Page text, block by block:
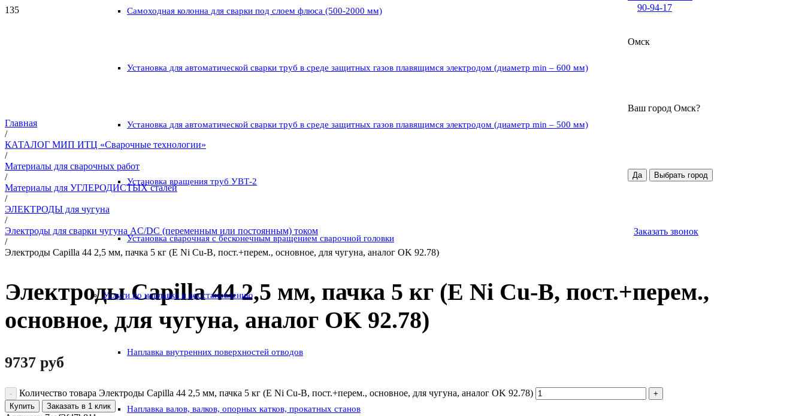
Самоходная колонна для сварки под слоем флюса (500-2000 мм)
Установка для автоматической сварки труб в среде защитных газов плавящимся электродом (диаметр min – 600 мм)
Установка для автоматической сварки труб в среде защитных газов плавящимся электродом (диаметр min – 500 мм)
Установка вращения труб УВТ-2
Установка сварочная с бесконечным вращением сварочной головки
Услуги по наплавке и восстановлению
Наплавка внутренних поверхностей отводов
Наплавка валов, валков, опорных катков, прокатных станов
90-94-17
Омск
Ваш город Омск?
Да Выбрать город
Заказать звонок
Главная
/
КАТАЛОГ МИП ИТЦ «Сварочные технологии»
/
Материалы для сварочных работ
/
Материалы для УГЛЕРОДИСТЫХ сталей
/
ЭЛЕКТРОДЫ для чугуна
/
Электроды для сварки чугуна AC/DC (переменным или постоянным) током
/
Электроды Capilla 44 2,5 мм, пачка 5 кг (E Ni Cu-B, пост.+перем., основное, для чугуна, аналог OK 92.78)
Электроды Capilla 44 2,5 мм, пачка 5 кг (E Ni Cu-B, пост.+перем.,
основное, для чугуна, аналог OK 92.78)
9737 руб
Количество товара Электроды Capilla 44 2,5 мм, пачка 5 кг (E Ni Cu-B, пост.+перем., основное, для чугуна, аналог OK 92.78)
Купить Заказать в 1 клик